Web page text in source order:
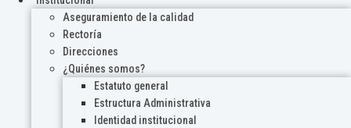
Aseguramiento de la calidad
Rectoría
Direcciones
¿Quiénes somos?
Estatuto general
Estructura Administrativa
Identidad institucional